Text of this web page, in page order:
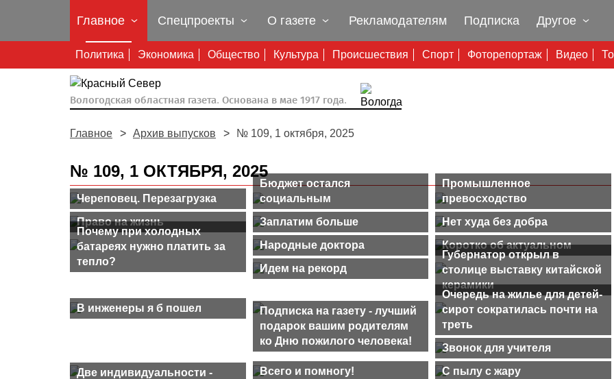
Главное
Политика Экономика Общество Культура Происшествия Спорт Фоторепортаж Видео
Спецпроекты О газете Рекламодателям Подписка Другое
Вологодская областная газета. Основана в мае 1917 года.
Главное Архив выпусков № 109, 1 октября, 2025
№ 109, 1 ОКТЯБРЯ, 2025
Череповец. Перезагрузка
Бюджет остался
социальным
Промышленное
превосходство
Право на жизнь
Заплатим больше
Нет худа без добра
Почему при холодных
батареях нужно платить за
тепло?
Народные доктора
Коротко об актуальном
Идем на рекорд
Губернатор открыл в
столице выставку китайской
керамики
В инженеры я б пошел
Подписка на газету - лучший
подарок вашим родителям
ко Дню пожилого человека!
Очередь на жилье для детей-
сирот сократилась почти на
треть
Звонок для учителя
Две индивидуальности -
Всего и помногу!
С пылу с жару